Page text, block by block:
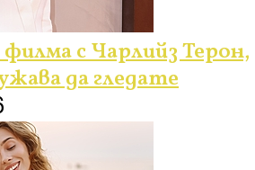
филма с Чарлийз Терон,
да гледате